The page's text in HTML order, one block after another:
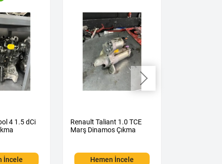
4 1.5 dCi
İncele
Renault Taliant 1.0 TCE
Marş Dinamos Çıkma
Hemen İncele